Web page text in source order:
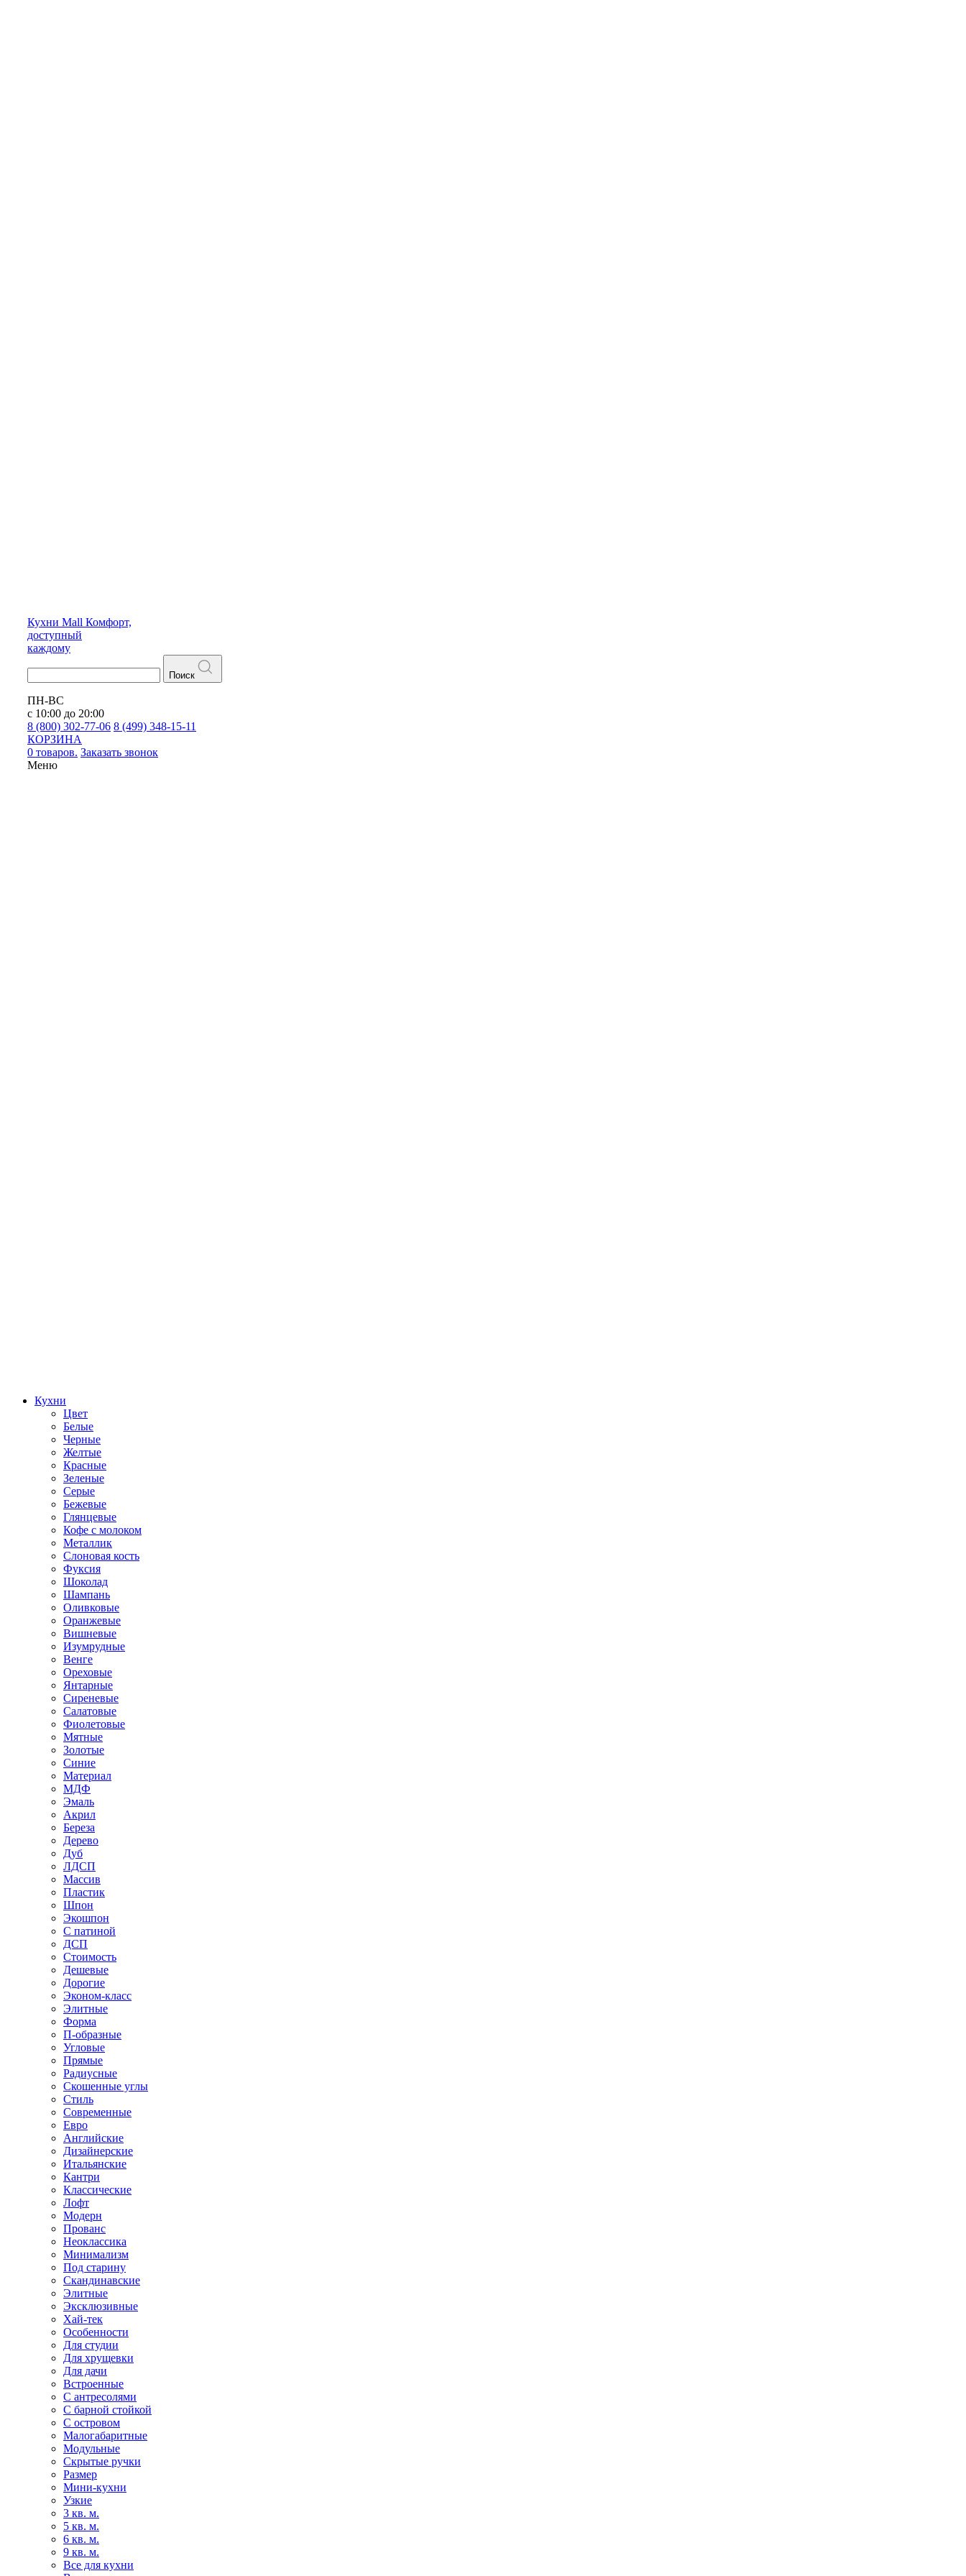
Кухни Mall Комфорт,
доступный
каждому
Поиск
ПН-ВС
с 10:00 до 20:00
8 (800) 302-77-06 8 (499) 348-15-11
КОРЗИНА
0 товаров. Заказать звонок
Меню
Кухни
Цвет
Белые
Черные
Желтые
Красные
Зеленые
Серые
Бежевые
Глянцевые
Кофе с молоком
Металлик
Слоновая кость
Фуксия
Шоколад
Шампань
Оливковые
Оранжевые
Вишневые
Изумрудные
Венге
Ореховые
Янтарные
Сиреневые
Салатовые
Фиолетовые
Мятные
Золотые
Синие
Материал
МДФ
Эмаль
Акрил
Береза
Дерево
Дуб
ЛДСП
Массив
Пластик
Шпон
Экошпон
С патиной
ДСП
Стоимость
Дешевые
Дорогие
Эконом-класс
Элитные
Форма
П-образные
Угловые
Прямые
Радиусные
Скошенные углы
Стиль
Современные
Евро
Английские
Дизайнерские
Итальянские
Кантри
Классические
Лофт
Модерн
Прованс
Неоклассика
Минимализм
Под старину
Скандинавские
Элитные
Эксклюзивные
Хай-тек
Особенности
Для студии
Для хрущевки
Для дачи
Встроенные
С антресолями
С барной стойкой
С островом
Малогабаритные
Модульные
Скрытые ручки
Размер
Мини-кухни
Узкие
3 кв. м.
5 кв. м.
6 кв. м.
9 кв. м.
Все для кухни